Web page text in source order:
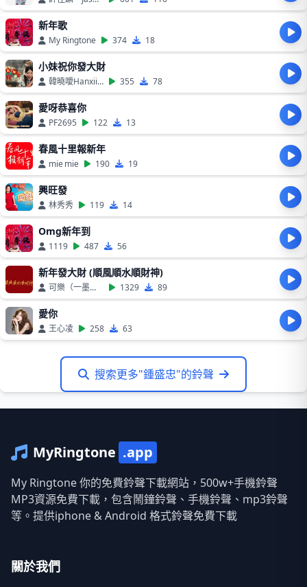
新年歌
My Ringtone 374 18
小妹祝你發大財
韓曉噯Hanxiiaoaii 355 78
愛呀恭喜你
PF2695 122 13
春風十里報新年
mie mie 190 19
興旺發
林秀秀 119 14
Omg新年到
1119 487 56
新年發大財 (順風順水順財神)
可樂（一墨）、盧潤澤 1329 89
愛你
王心凌 258 63
搜索更多"鍾盛忠"的鈴聲
MyRingtone .app
My Ringtone 你的免費鈴聲下載網站，500w+手機鈴聲
MP3資源免費下載，包含鬧鐘鈴聲、手機鈴聲、mp3鈴聲
等。提供iphone & Android 格式鈴聲免費下載
關於我們